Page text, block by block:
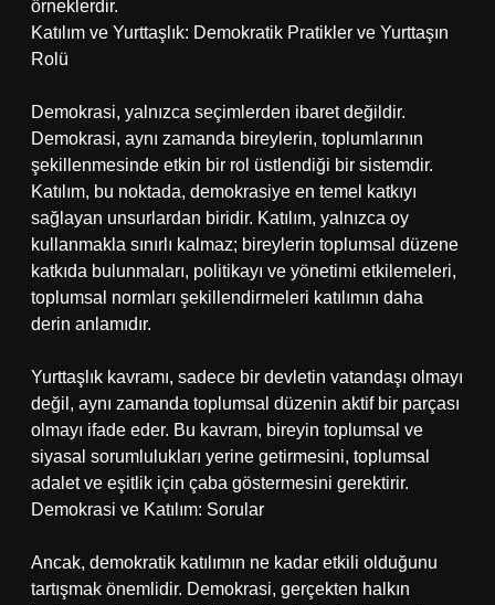
örneklerdir.
Katılım ve Yurttaşlık: Demokratik Pratikler ve Yurttaşın
Rolü
Demokrasi, yalnızca seçimlerden ibaret değildir.
Demokrasi, aynı zamanda bireylerin, toplumlarının
şekillenmesinde etkin bir rol üstlendiği bir sistemdir.
Katılım, bu noktada, demokrasiye en temel katkıyı
sağlayan unsurlardan biridir. Katılım, yalnızca oy
kullanmakla sınırlı kalmaz; bireylerin toplumsal düzene
katkıda bulunmaları, politikayı ve yönetimi etkilemeleri,
toplumsal normları şekillendirmeleri katılımın daha
derin anlamıdır.
Yurttaşlık kavramı, sadece bir devletin vatandaşı olmayı
değil, aynı zamanda toplumsal düzenin aktif bir parçası
olmayı ifade eder. Bu kavram, bireyin toplumsal ve
siyasal sorumlulukları yerine getirmesini, toplumsal
adalet ve eşitlik için çaba göstermesini gerektirir.
Demokrasi ve Katılım: Sorular
Ancak, demokratik katılımın ne kadar etkili olduğunu
tartışmak önemlidir. Demokrasi, gerçekten halkın